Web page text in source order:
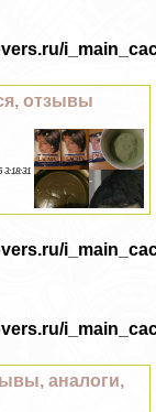
отзывы
3:18:31
аналоги,